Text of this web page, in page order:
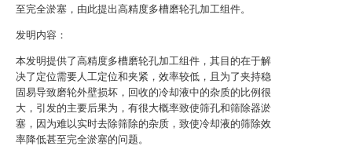
至完全淤塞，由此提出高精度多槽磨轮孔加工组件。
发明内容：
本发明提供了高精度多槽磨轮孔加工组件，其目的在于解
决了定位需要人工定位和夹紧，效率较低，且为了夹持稳
固易导致磨轮外壁损坏，回收的冷却液中的杂质的比例很
大，引发的主要后果为，有很大概率致使筛孔和筛除器淤
塞，因为难以实时去除筛除的杂质，致使冷却液的筛除效
率降低甚至完全淤塞的问题。